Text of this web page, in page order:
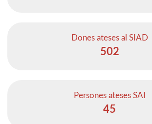
Dones ateses al SIAD
502
Persones ateses SAI
45